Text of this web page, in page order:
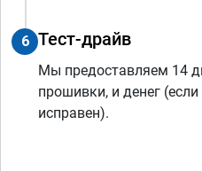
6 Тест-драйв
Мы предоставляем 14
прошивки, и денег
исправен).